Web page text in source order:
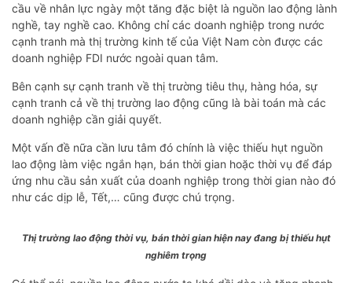
cầu về nhân lực ngày một tăng đặc biệt là nguồn lao động lành
nghề, tay nghề cao. Không chỉ các doanh nghiệp trong nước
cạnh tranh mà thị trường kinh tế của Việt Nam còn được các
doanh nghiệp FDI nước ngoài quan tâm.
Bên cạnh sự cạnh tranh về thị trường tiêu thụ, hàng hóa, sự
cạnh tranh cả về thị trường lao động cũng là bài toán mà các
doanh nghiệp cần giải quyết.
Một vấn đề nữa cần lưu tâm đó chính là việc thiếu hụt nguồn
lao động làm việc ngắn hạn, bán thời gian hoặc thời vụ để đáp
ứng nhu cầu sản xuất của doanh nghiệp trong thời gian nào đó
như các dịp lễ, Tết,… cũng được chú trọng.
Thị trường lao động thời vụ, bán thời gian hiện nay đang bị thiếu hụt
nghiêm trọng